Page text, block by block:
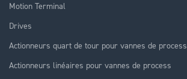
Motion Terminal
Drives
Actionneurs quart de tour pour vannes de process
Actionneurs linéaires pour vannes de process